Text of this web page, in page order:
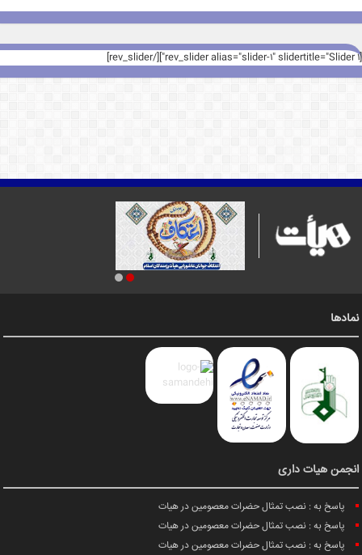
[rev_slider alias="slider-1" slidertitle="Slider 1"][/rev_slider]
نمادها
انجمن هیات داری
پاسخ به : نصب تمثال حضرات معصومین در هیات
پاسخ به : نصب تمثال حضرات معصومین در هیات
پاسخ به : نصب تمثال حضرات معصومین در هیات